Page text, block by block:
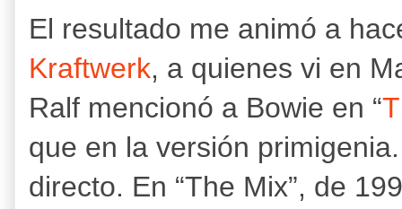
El resultado me animó a
Kraftwerk, a quienes vi en
Ralf mencionó a Bowie en “
que en la versión
directo. En “The Mix”, de